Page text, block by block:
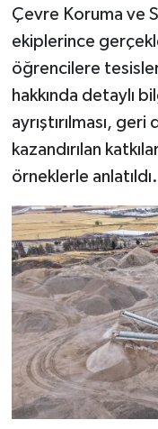
Çevre Koruma ve
ekiplerince
öğrencilere
hakkında detaylı
ayrıştırılması,
kazandırılan
örneklerle anlatıldı.